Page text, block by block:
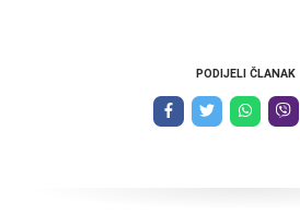
PODIJELI ČLANAK